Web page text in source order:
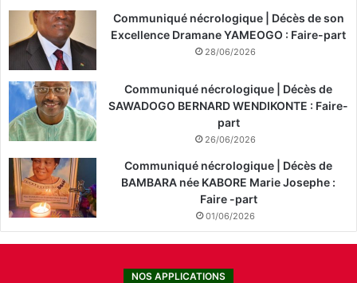
Communiqué nécrologique | Décès de son
Excellence Dramane YAMEOGO : Faire-part
28/06/2026
Communiqué nécrologique | Décès de
SAWADOGO BERNARD WENDIKONTE : Faire-
part
26/06/2026
Communiqué nécrologique | Décès de
BAMBARA née KABORE Marie Josephe :
Faire -part
01/06/2026
NOS APPLICATIONS